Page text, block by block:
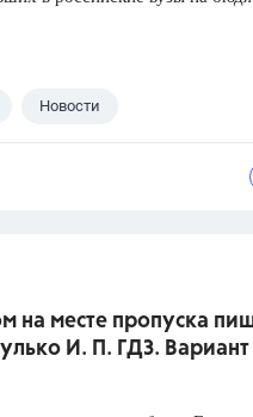
Новости
на месте пропуска
И. П. ГДЗ. Вариант